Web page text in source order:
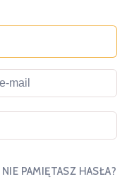
NIE PAMIĘTASZ HASŁA?